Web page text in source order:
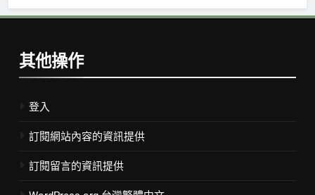
其他操作
登入
訂閱網站內容的資訊提供
訂閱留言的資訊提供